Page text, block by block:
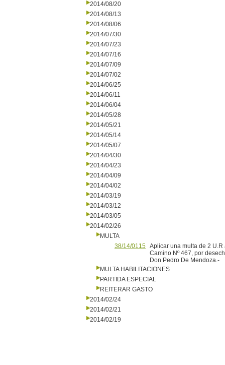
2014/08/20
2014/08/13
2014/08/06
2014/07/30
2014/07/23
2014/07/16
2014/07/09
2014/07/02
2014/06/25
2014/06/11
2014/06/04
2014/05/28
2014/05/21
2014/05/14
2014/05/07
2014/04/30
2014/04/23
2014/04/09
2014/04/02
2014/03/19
2014/03/12
2014/03/05
2014/02/26
MULTA
38/14/0115 Aplicar una multa de 2
Camino Nº 467, por
Don Pedro De Mendoza.-
MULTA HABILITACIONES
PARTIDA ESPECIAL
REITERAR GASTO
2014/02/24
2014/02/21
2014/02/19